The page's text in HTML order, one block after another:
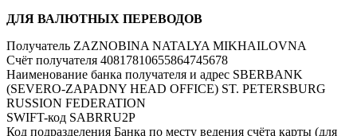
ДЛЯ ВАЛЮТНЫХ ПЕРЕВОДОВ
Получатель ZAZNOBINA NATALYA MIKHAILOVNA
Счёт получателя 40817810655864745678
Наименование банка получателя и адрес SBERBANK
(SEVERO-ZAPADNY HEAD OFFICE) ST. PETERSBURG
RUSSION FEDERATION
SWIFT-код SABRRU2P
Код подразделения Банка по месту ведения счёта карты (для